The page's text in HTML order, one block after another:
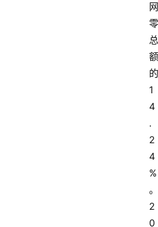
网
零
总
额
的
1
4
.
2
4
%
。
2
0